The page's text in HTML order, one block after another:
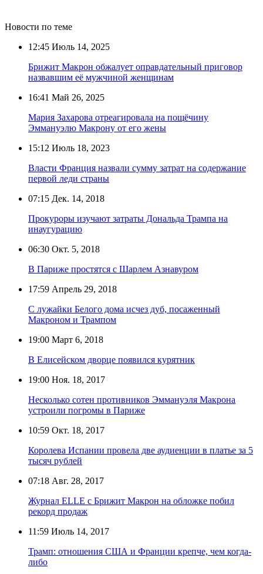
Новости по теме
12:45 Июль 14, 2025
Брижит Макрон обжалует оправдательный приговор
назвавшим её мужчиной женщинам
16:41 Май 26, 2025
Мария Захарова отреагировала на пощёчину
Эммануэлю Макрону от его жены
15:12 Июль 18, 2023
Власти Франция назвали сумму затрат на содержание
первой леди страны
07:15 Дек. 14, 2018
Прокуроры изучают затраты Дональда Трампа на
инаугурацию
06:30 Окт. 5, 2018
В Париже простятся с Шарлем Азнавуром
17:59 Апрель 29, 2018
С лужайки Белого дома исчез дуб, посаженный
Макроном и Трампом
19:00 Март 6, 2018
В Елисейском дворце появился курятник
19:00 Ноя. 18, 2017
Несколько сотен противников Эммануэля Макрона
устроили погромы в Париже
10:59 Окт. 18, 2017
Королева Испании провела две аудиенции в платье за 5
тысяч рублей
07:18 Авг. 28, 2017
Журнал ELLE с Брижит Макрон на обложке побил
рекорд продаж
11:59 Июль 14, 2017
Трамп: отношения США и Франции крепче, чем когда-
либо